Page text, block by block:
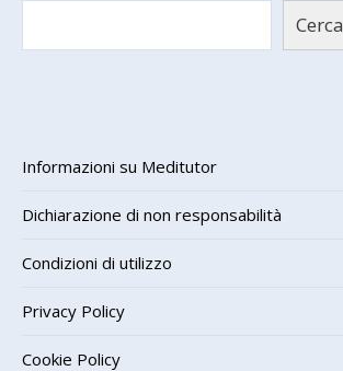
Cerca
Informazioni su Meditutor
Dichiarazione di non responsabilità
Condizioni di utilizzo
Privacy Policy
Cookie Policy